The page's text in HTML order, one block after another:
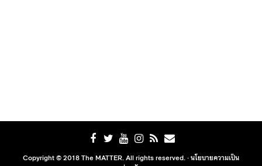
Copyright © 2018 The MATTER. All rights reserved. ·นโยบายความเป็น